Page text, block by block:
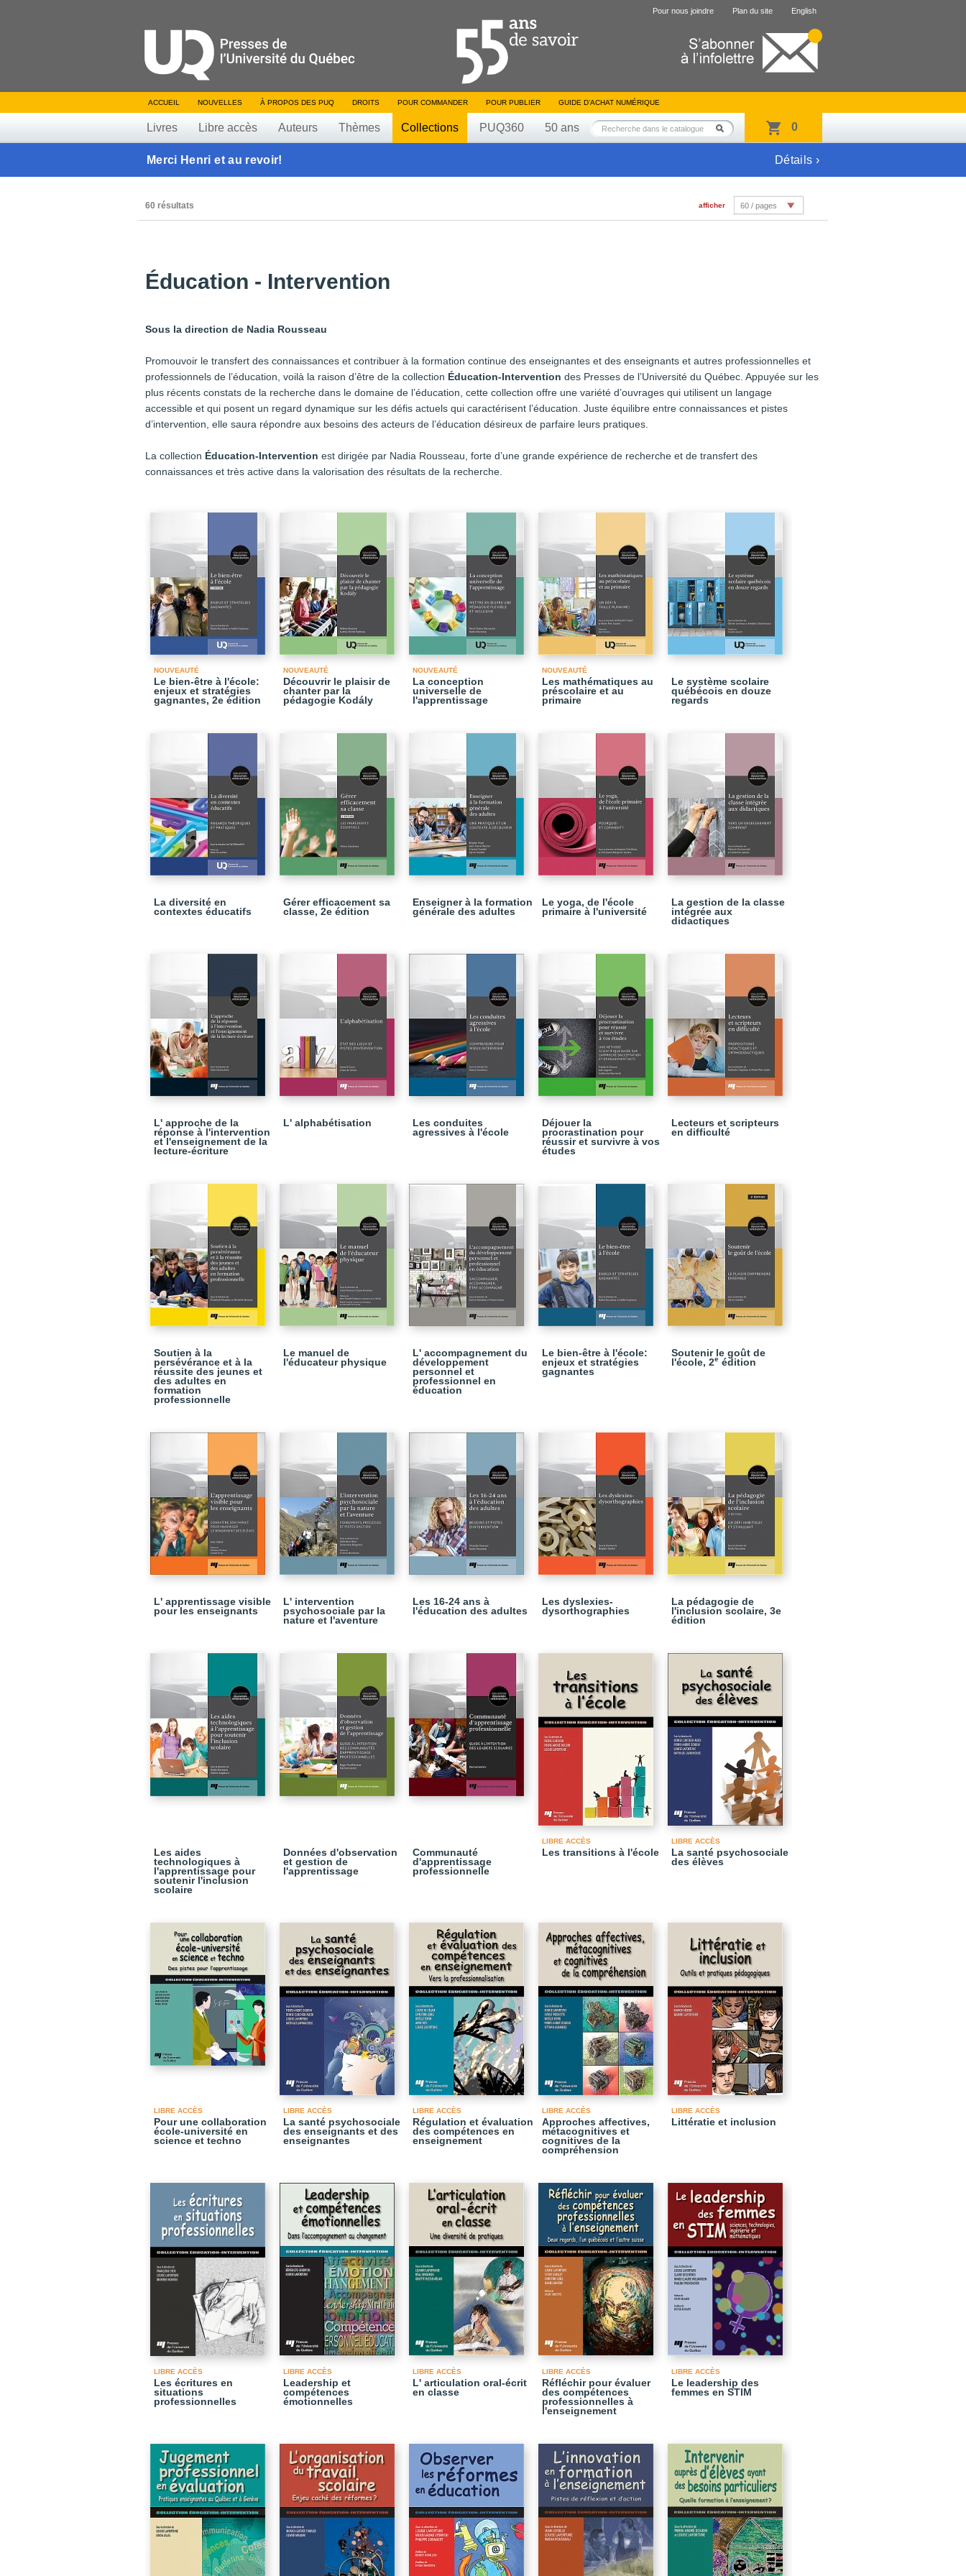
Pour nous joindre Plan du site English
ACCUEIL NOUVELLES À PROPOS DES PUQ DROITS POUR COMMANDER POUR PUBLIER GUIDE D’ACHAT NUMÉRIQUE
Livres Libre accès Auteurs Thèmes Collections PUQ360 50 ans 0
Merci Henri et au revoir! Détails ›
60 résultats afficher 60 / pages
Éducation - Intervention
Sous la direction de Nadia Rousseau
Promouvoir le transfert des connaissances et contribuer à la formation continue des enseignantes et des enseignants et autres professionnelles et
professionnels de l’éducation, voilà la raison d’être de la collection Éducation-Intervention des Presses de l’Université du Québec. Appuyée sur les
plus récents constats de la recherche dans le domaine de l’éducation, cette collection offre une variété d’ouvrages qui utilisent un langage
accessible et qui posent un regard dynamique sur les défis actuels qui caractérisent l’éducation. Juste équilibre entre connaissances et pistes
d’intervention, elle saura répondre aux besoins des acteurs de l’éducation désireux de parfaire leurs pratiques.
La collection Éducation-Intervention est dirigée par Nadia Rousseau, forte d’une grande expérience de recherche et de transfert des
connaissances et très active dans la valorisation des résultats de la recherche.
NOUVEAUTÉ
Le bien-être à l'école:
enjeux et stratégies
gagnantes, 2e édition
NOUVEAUTÉ
Découvrir le plaisir de
chanter par la
pédagogie Kodály
NOUVEAUTÉ
La conception
universelle de
l'apprentissage
NOUVEAUTÉ
Les mathématiques au
préscolaire et au
primaire
Le système scolaire
québécois en douze
regards
La diversité en
contextes éducatifs
Gérer efficacement sa
classe, 2e édition
Enseigner à la formation
générale des adultes
Le yoga, de l'école
primaire à l'université
La gestion de la classe
intégrée aux
didactiques
L' approche de la
réponse à l'intervention
et l'enseignement de la
lecture-écriture
L' alphabétisation
Les conduites
agressives à l'école
Déjouer la
procrastination pour
réussir et survivre à vos
études
Lecteurs et scripteurs
en difficulté
Soutien à la
persévérance et à la
réussite des jeunes et
des adultes en
formation
professionnelle
Le manuel de
l'éducateur physique
L' accompagnement du
développement
personnel et
professionnel en
éducation
Le bien-être à l'école:
enjeux et stratégies
gagnantes
Soutenir le goût de
l'école, 2e édition
L' apprentissage visible
pour les enseignants
L' intervention
psychosociale par la
nature et l'aventure
Les 16-24 ans à
l'éducation des adultes
Les dyslexies-
dysorthographies
La pédagogie de
l'inclusion scolaire, 3e
édition
Les aides
technologiques à
l'apprentissage pour
soutenir l'inclusion
scolaire
Données d'observation
et gestion de
l'apprentissage
Communauté
d'apprentissage
professionnelle
LIBRE ACCÈS
Les transitions à l'école
LIBRE ACCÈS
La santé psychosociale
des élèves
LIBRE ACCÈS
Pour une collaboration
école-université en
science et techno
LIBRE ACCÈS
La santé psychosociale
des enseignants et des
enseignantes
LIBRE ACCÈS
Régulation et évaluation
des compétences en
enseignement
LIBRE ACCÈS
Approches affectives,
métacognitives et
cognitives de la
compréhension
LIBRE ACCÈS
Littératie et inclusion
LIBRE ACCÈS
Les écritures en
situations
professionnelles
LIBRE ACCÈS
Leadership et
compétences
émotionnelles
LIBRE ACCÈS
L' articulation oral-écrit
en classe
LIBRE ACCÈS
Réfléchir pour évaluer
des compétences
professionnelles à
l'enseignement
LIBRE ACCÈS
Le leadership des
femmes en STIM